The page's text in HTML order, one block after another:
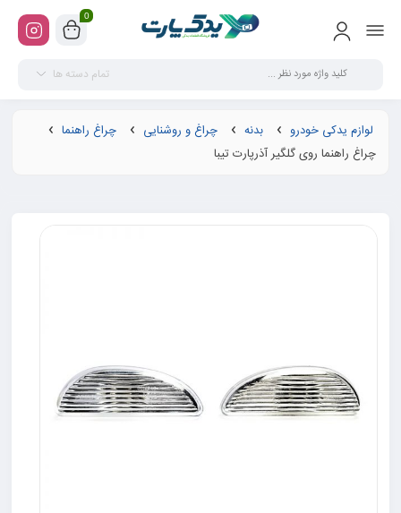
0
تمام دسته ها
لوازم یدکی خودرو بدنه چراغ و روشنایی
چراغ راهنما
چراغ راهنما روی گلگیر آذرپارت تیبا